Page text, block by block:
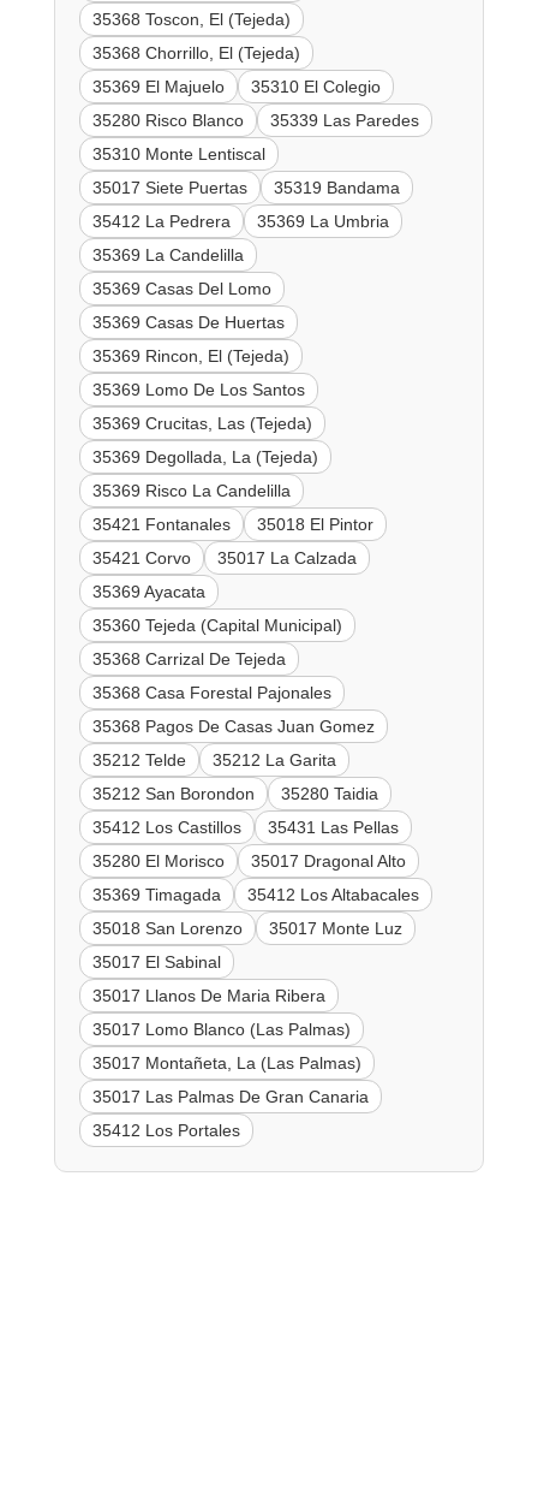
35368 Toscon, El (Tejeda)
35368 Chorrillo, El (Tejeda)
35369 El Majuelo
35310 El Colegio
35280 Risco Blanco
35339 Las Paredes
35310 Monte Lentiscal
35017 Siete Puertas
35319 Bandama
35412 La Pedrera
35369 La Umbria
35369 La Candelilla
35369 Casas Del Lomo
35369 Casas De Huertas
35369 Rincon, El (Tejeda)
35369 Lomo De Los Santos
35369 Crucitas, Las (Tejeda)
35369 Degollada, La (Tejeda)
35369 Risco La Candelilla
35421 Fontanales
35018 El Pintor
35421 Corvo
35017 La Calzada
35369 Ayacata
35360 Tejeda (Capital Municipal)
35368 Carrizal De Tejeda
35368 Casa Forestal Pajonales
35368 Pagos De Casas Juan Gomez
35212 Telde
35212 La Garita
35212 San Borondon
35280 Taidia
35412 Los Castillos
35431 Las Pellas
35280 El Morisco
35017 Dragonal Alto
35369 Timagada
35412 Los Altabacales
35018 San Lorenzo
35017 Monte Luz
35017 El Sabinal
35017 Llanos De Maria Ribera
35017 Lomo Blanco (Las Palmas)
35017 Montañeta, La (Las Palmas)
35017 Las Palmas De Gran Canaria
35412 Los Portales